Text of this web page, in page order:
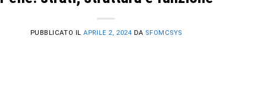
PUBBLICATO ILAPRILE 2, 2024 DA SFOMCSYS